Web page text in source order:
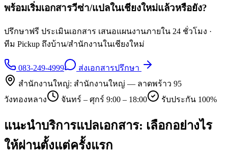
พร้อมเริ่มเอกสารวีซ่า/แปลในเชียงใหม่แล้วหรือยัง?
ปรึกษาฟรี ประเมินเอกสาร เสนอแผนงานภายใน 24 ชั่วโมง ·
ทีม Pickup ถึงบ้าน/สำนักงานในเชียงใหม่
083-249-4999
ส่งเอกสารปรึกษา
สำนักงานใหญ่: สำนักงานใหญ่ — ลาดพร้าว 95
วังทองหลาง
จันทร์ – ศุกร์ 9:00 – 18:00 รับประกัน 100%
แนะนำบริการแปลเอกสาร: เลือกอย่างไร
ให้ผ่านตั้งแต่ครั้งแรก